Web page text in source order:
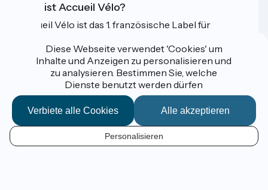
DE
Was ist Accueil Vélo?
Accueil Vélo ist das 1. französische Label für
Mehr erfahren
Gefördert im Rahmen von Destination France
Espace Pro / Presse
Diese Webseite verwendet 'Cookies' um
Inhalte und Anzeigen zu personalisieren und
zu analysieren. Bestimmen Sie, welche
Dienste benutzt werden dürfen
Alle akzeptieren
Verbiete alle Cookies
Personalisieren